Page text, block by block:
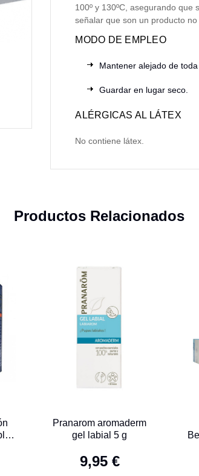
100º y 130ºC, asegurando
señalar que son un producto
MODO DE EMPLEO
Mantener alejado de
Guardar en lugar seco.
ALÉRGICAS AL LÁTEX
No contiene látex.
Productos Relacionados
Pranarom aromaderm
gel labial 5 g
9,95 €